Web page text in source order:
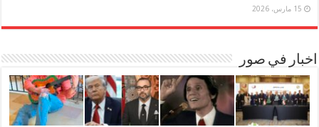
15 مارس، 2026
اخبار في صور